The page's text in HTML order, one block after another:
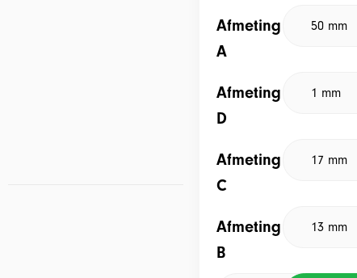
Afmeting
A
Afmeting
D
Afmeting
C
Afmeting
B